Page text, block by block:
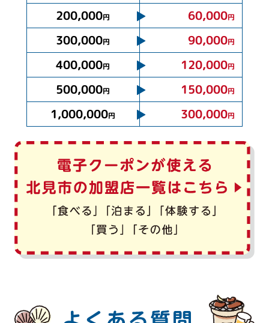
200,000円 60,000円
300,000円 90,000円
400,000円 120,000円
500,000円 150,000円
1,000,000円 300,000円